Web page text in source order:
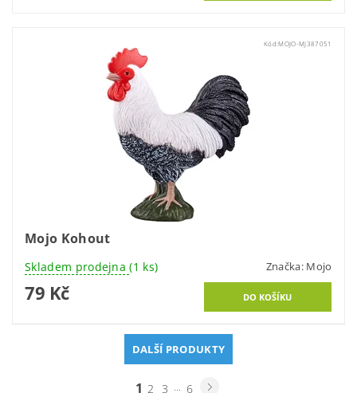
Kód:MOJO-MJ387051
Mojo Kohout
Skladem prodejna(1 ks) Značka: Mojo
79 Kč
DALŠÍ PRODUKTY
1 2 3
6